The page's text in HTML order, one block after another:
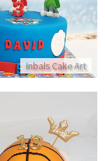
Inbals Cake Art
התקשר/י
עוגת כשרה בעיצוב